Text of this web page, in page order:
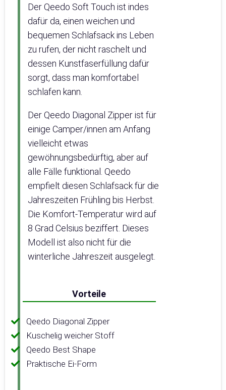
Der Qeedo Soft Touch ist indes
dafür da, einen weichen und
bequemen Schlafsack ins Leben
zu rufen, der nicht raschelt und
dessen Kunstfaserfüllung dafür
sorgt, dass man komfortabel
schlafen kann.
Der Qeedo Diagonal Zipper ist für
einige Camper/innen am Anfang
vielleicht etwas
gewöhnungsbedürftig, aber auf
alle Fälle funktional. Qeedo
empfielt diesen Schlafsack für die
Jahreszeiten Frühling bis Herbst.
Die Komfort-Temperatur wird auf
8 Grad Celsius beziffert. Dieses
Modell ist also nicht für die
winterliche Jahreszeit ausgelegt.
Vorteile
Qeedo Diagonal Zipper
Kuschelig weicher Stoff
Qeedo Best Shape
Praktische Ei-Form